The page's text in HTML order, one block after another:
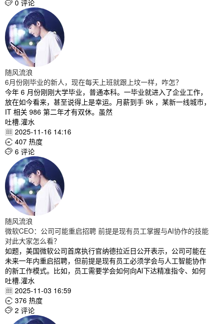
 0 评论
随风流浪
6月份刚毕业的新人，现在每天上班就跟上坟一样，咋怎？
今年 6 月份刚刚大学毕业，普通本科。一毕业就进入了企业工作，
放在如今看来，甚至说得上是幸运。月薪到手 9k ，某新一线城市，
IT 相关 986 第二年才有双休。虽然
吐槽.灌水
 2025-11-16 14:16
 407 热度
 6 评论
随风流浪
微软CEO：公司可能重启招聘 前提是现有员工掌握与AI协作的技能
对此大家怎么看？
如题，美国微软公司首席执行官纳德拉近日公开表示，公司可能在
未来一年内重启招聘，但前提是现有员工必须学会与人工智能协作
的新工作模式。比如，员工需要学会如何向AI下达精准指令、如何
吐槽.灌水
 2025-11-03 16:59
 376 热度
 2 评论